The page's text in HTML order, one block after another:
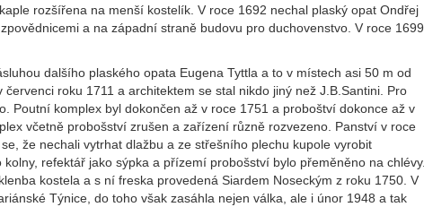
rozšířena na menší kostelík. V roce 1692 nechal plaský opat Ondřej
a na západní straně budovu pro duchovenstvo. V roce 1699
dalšího plaského opata Eugena Tyttla a to v místech asi 50 m od
roku 1711 a architektem se stal nikdo jiný než J.B.Santini. Pro
Poutní komplex byl dokončen až v roce 1751 a proboštví dokonce až v
včetně probošství zrušen a zařízení různě rozvezeno. Panství v roce
že nechali vytrhat dlažbu a ze střešního plechu kupole vyrobit
refektář jako sýpka a přízemí probošství bylo přeměněno na chlévy.
kostela a s ní freska provedená Siardem Noseckým z roku 1750. V
Týnice, do toho však zasáhla nejen válka, ale i únor 1948 a tak